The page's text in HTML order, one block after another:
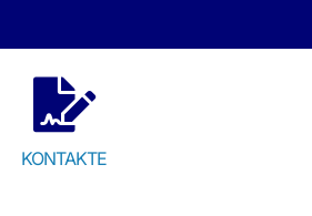
KONTAKTE